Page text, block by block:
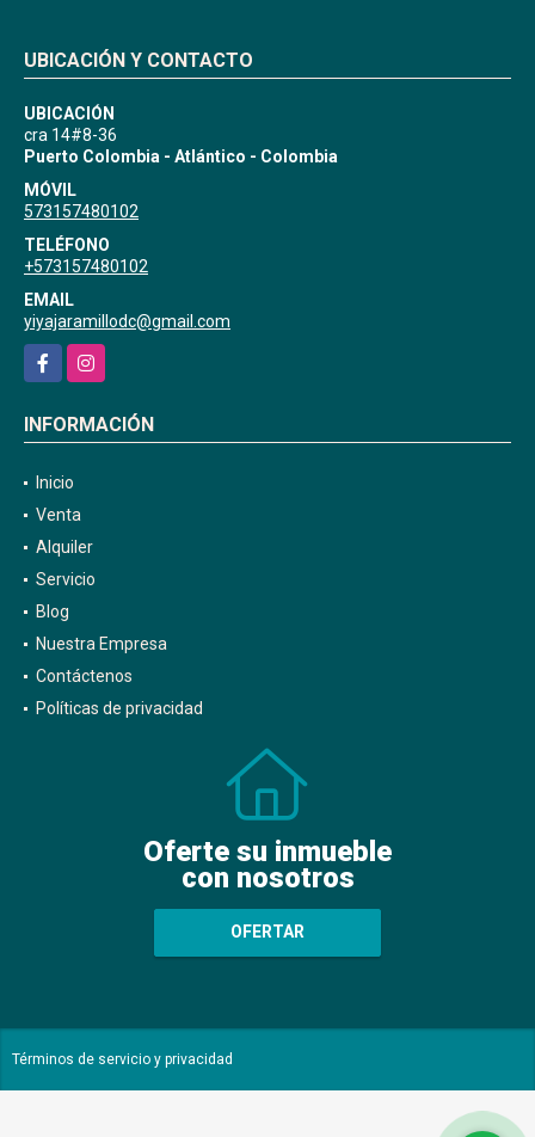
UBICACIÓN Y CONTACTO
UBICACIÓN
cra 14#8-36
Puerto Colombia - Atlántico - Colombia
MÓVIL
573157480102
TELÉFONO
+573157480102
EMAIL
yiyajaramillodc@gmail.com
FacebookInstagram
INFORMACIÓN
Inicio
Venta
Alquiler
Servicio
Blog
Nuestra Empresa
Contáctenos
Políticas de privacidad
Oferte su inmueble
con nosotros
OFERTAR
Términos de servicio y privacidad